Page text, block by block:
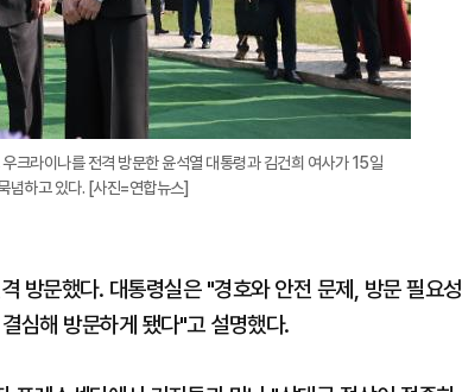
크라이나를 전격 방문한 윤석열 대통령과 김건희 여사가 15일
념하고 있다. [사진=연합뉴스]
방문했다. 대통령실은 "경호와 안전 문제, 방문 필요성
심해 방문하게 됐다"고 설명했다.